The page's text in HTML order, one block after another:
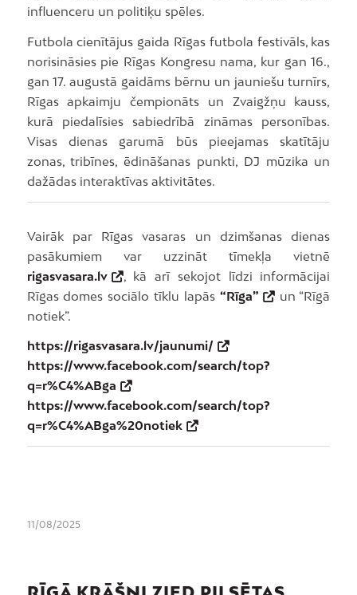
influenceru un politiķu spēles.
Futbola cienītājus gaida Rīgas futbola festivāls, kas
norisināsies pie Rīgas Kongresu nama, kur gan 16.,
gan 17. augustā gaidāms bērnu un jauniešu turnīrs,
Rīgas apkaimju čempionāts un Zvaigžņu kauss,
kurā piedalīsies sabiedrībā zināmas personības.
Visas dienas garumā būs pieejamas skatītāju
zonas, tribīnes, ēdināšanas punkti, DJ mūzika un
dažādas interaktīvas aktivitātes.
Vairāk par Rīgas vasaras un dzimšanas dienas
pasākumiem var uzzināt tīmekļa vietnē
rigasvasara.lv
, kā arī sekojot līdzi informācijai
Rīgas domes sociālo tīklu lapās “Rīga”
un “Rīgā
notiek”.
https://rigasvasara.lv/jaunumi/
https://www.facebook.com/search/top?
q=r%C4%ABga
https://www.facebook.com/search/top?
q=r%C4%ABga%20notiek
11/08/2025